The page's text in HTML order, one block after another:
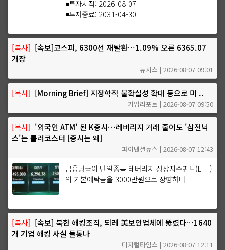
◾투자시작: 2026-08-07
◾투자종료: 2031-04-30
[복사] [속보]코스피, 6300선 재탈환…1.09% 오른 6365.07
개장
뉴시스 | 2026-08-07 09:01
[복사] [Morning Brief] 지정학적 불확실성 확대 등으로 미 ..
기업리포트 | 2026-08-07 09:50
[복사] '외국인 ATM' 된 K증시…레버리지 거래 줄어도 '삼전닉
스'는 롤러코스터 [증시는 왜]
파이낸셜뉴스 | 2026-08-07 12:43
금융당국이 단일종목 레버리지 상장지수펀드(ETF)
의 기본예탁금을 3000만원으로 상향하며
[복사] [속보] 북한 해킹조직, 되레 美보안업체에 뚫렸다…1640
개 기업 해킹 사실 들통나
디지털타임스 | 2026-08-07 12:11